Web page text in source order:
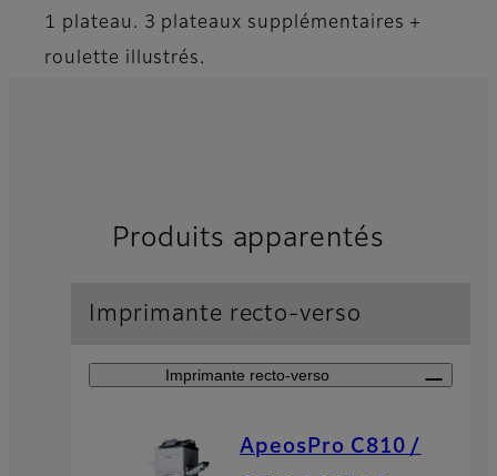
1 plateau. 3 plateaux supplémentaires +
roulette illustrés.
Produits apparentés
Imprimante recto-verso
Imprimante recto-verso
ApeosPro C810 /